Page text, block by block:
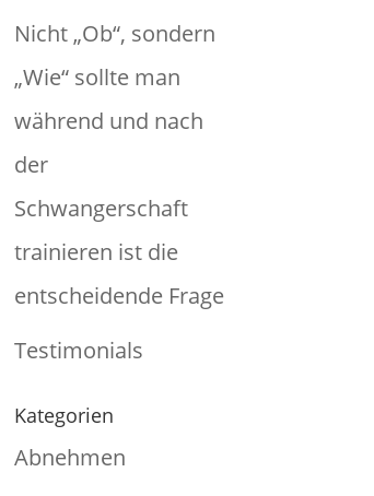
Nicht „Ob“, sondern
„Wie“ sollte man
während und nach
der
Schwangerschaft
trainieren ist die
entscheidende Frage
Testimonials
Kategorien
Abnehmen